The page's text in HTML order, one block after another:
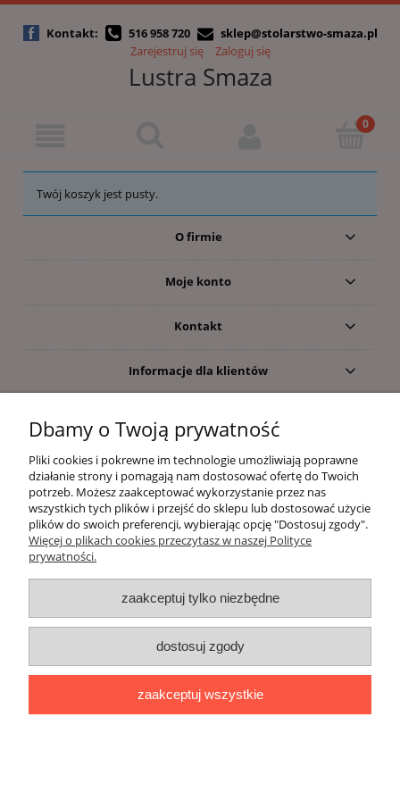
Kontakt: 516 958 720
sklep@stolarstwo-smaza.pl
Zarejestruj się
Zaloguj się
Lustra Smaza
Twój koszyk jest pusty.
O firmie
Moje konto
Kontakt
Informacje dla klientów
pokaż pełną wersję strony
Witaj, nasz sklep internetowy wykorzystuje pliki
cookies.
Zapisanych za pomocą cookies informacji używamy w celach reklamowych i
statystycznych. W programie służącym do obsługi internetu można zmienić
ustawienia dotyczące cookies. Korzystanie z naszych serwisów
internetowych bez zmiany ustawień dotyczących cookies oznacza, że będą
one zapisane w pamięci urządzenia. Więcej informacji można znaleźć w
Dbamy o Twoją prywatność
Pliki cookies i pokrewne im technologie umożliwiają poprawne
działanie strony i pomagają nam dostosować ofertę do Twoich
potrzeb. Możesz zaakceptować wykorzystanie przez nas
wszystkich tych plików i przejść do sklepu lub dostosować użycie
plików do swoich preferencji, wybierając opcję "Dostosuj zgody".
Więcej o plikach cookies przeczytasz w naszej Polityce
prywatności.
zaakceptuj tylko niezbędne
dostosuj zgody
zaakceptuj wszystkie